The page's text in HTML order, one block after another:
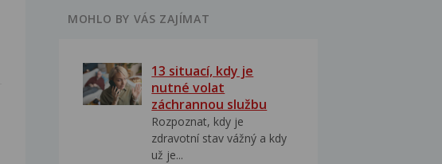
MOHLO BY VÁS ZAJÍMAT
13 situací, kdy je
nutné volat
záchrannou službu
Rozpoznat, kdy je
zdravotní stav vážný a kdy
už je...